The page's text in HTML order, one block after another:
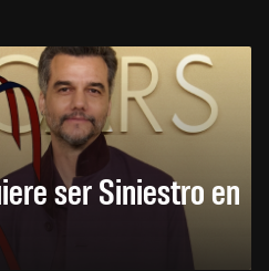
ser Siniestro en